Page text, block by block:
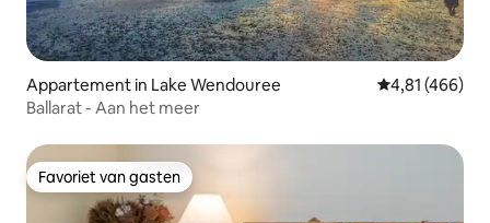
Appartement in Lake Wendouree Gemiddelde
4,81 (466)
Ballarat - Aan het meer
Favoriet van gasten
Favoriet van gasten